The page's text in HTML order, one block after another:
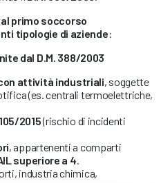
primo soccorso
tipologie di aziende:
dal D.M. 388/2003
attività industriali, soggette
(es. centrali termoelettriche,
2015(rischio di incidenti
, appartenenti a comparti
superiore a 4
industria chimica,